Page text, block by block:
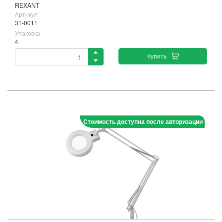
REXANT
Артикул :
31-0011
Упаковка
4
Купить
Стоимость доступна после авторизации